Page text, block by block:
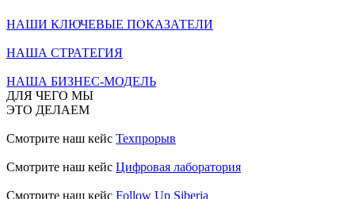
НАШИ КЛЮЧЕВЫЕ ПОКАЗАТЕЛИ
НАША СТРАТЕГИЯ
НАША БИЗНЕС-МОДЕЛЬ
ДЛЯ ЧЕГО МЫ
ЭТО ДЕЛАЕМ
Смотрите наш кейс Техпрорыв
Смотрите наш кейс Цифровая лаборатория
Смотрите наш кейс Follow Up Siberia